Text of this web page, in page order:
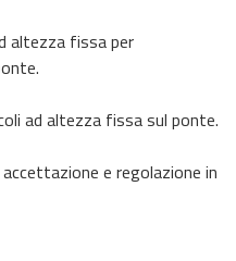
altezza fissa per
ad altezza fissa sul ponte.
e regolazione in